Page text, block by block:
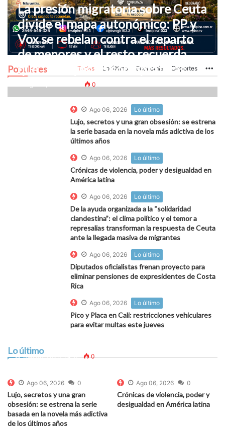
Populares Todas Lo último Economía Deportes
La presión migratoria sobre Ceuta
divide el mapa autonómico: PP y
Vox se rebelan contra el reparto
de menores y el resto recuerda
que “las leyes no son optativas”
0
Ago 06, 2026 Lo último
Lujo, secretos y una gran obsesión: se estrena
la serie basada en la novela más adictiva de los
últimos años
Ago 06, 2026 Lo último
Crónicas de violencia, poder y desigualdad en
América latina
Ago 06, 2026 Lo último
De la ayuda organizada a la “solidaridad
clandestina”: el clima político y el temor a
represalias transforman la respuesta de Ceuta
ante la llegada masiva de migrantes
Ago 06, 2026 Lo último
Diputados oficialistas frenan proyecto para
eliminar pensiones de expresidentes de Costa
Rica
Ago 06, 2026 Lo último
Pico y Placa en Cali: restricciones vehiculares
para evitar multas este jueves
Lo último
La presión migratoria sobre Ceuta divide el mapa
de menores y el resto recuerda que “las leyes no
Ago 06, 2026 0 0
Ago 06, 2026 0
Lujo, secretos y una gran
obsesión: se estrena la serie
basada en la novela más adictiva
de los últimos años
Ago 06, 2026 0
Crónicas de violencia, poder y
desigualdad en América latina